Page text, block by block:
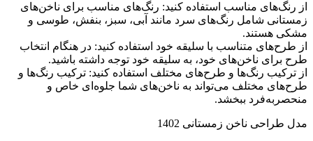
رنگ‌های مناسب استفاده کنید: رنگ‌های مناسب برای ناخن‌های
شامل رنگ‌های سرد مانند آبی، سبز، بنفش، طوسی و
هستند.
طرح‌های متناسب با سلیقه خود استفاده کنید: در هنگام انتخاب
برای ناخن‌های خود، به سلیقه خود توجه داشته باشید.
ترکیب رنگ‌ها و طرح‌های مختلف استفاده کنید: ترکیب رنگ‌ها و
مختلف می‌تواند به ناخن‌های شما جلوه‌ای خاص و
ببخشد.
طراحی ناخن زمستانی 1402